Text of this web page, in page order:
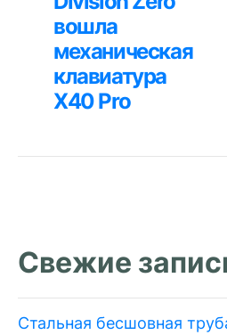
вошла
механическая
клавиатура
X40 Pro
Свежие
Стальная бесшовная